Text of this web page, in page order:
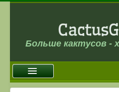
Больше кактусов -